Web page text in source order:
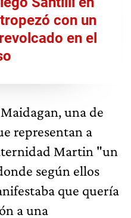
con un
en el
una de
representan a
Martin "un
según ellos
que quería
a una